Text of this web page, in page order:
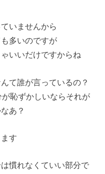
いませんから
多いのですが
いいだけですからね
て誰が言っているの？
恥ずかしいならそれが
あ？
す
慣れなくていい部分で